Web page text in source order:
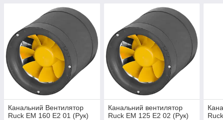
Канальний Вентилятор
Ruck EM 160 E2 01 (Рук)
Канальний вентилятор
Ruck EM 125 E2 02 (Рук)